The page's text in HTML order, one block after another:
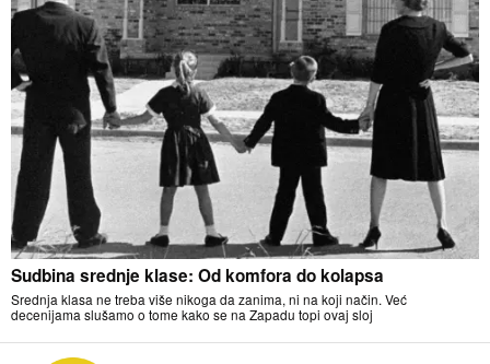
Sudbina srednje klase: Od komfora do kolapsa
Srednja klasa ne treba više nikoga da zanima, ni na koji način. Već
decenijama slušamo o tome kako se na Zapadu topi ovaj sloj